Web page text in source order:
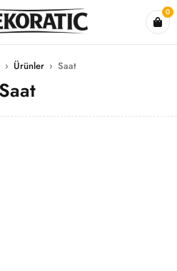
0
› Ürünler › Saat
Saat